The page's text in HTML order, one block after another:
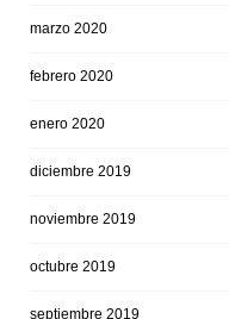
marzo 2020
febrero 2020
enero 2020
diciembre 2019
noviembre 2019
octubre 2019
septiembre 2019